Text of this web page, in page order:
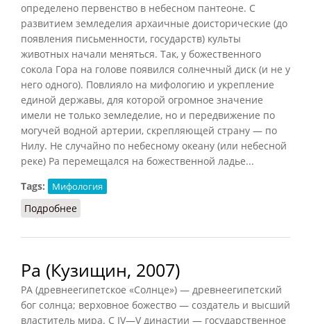
определено первенство в небесном пантеоне. С
развитием земледелия архаичные доисторические (до
появления письменности, государств) культы
животных начали меняться. Так, у божественного
сокола Гора на голове появился солнечный диск (и не у
него одного). Повлияло на мифологию и укрепление
единой державы, для которой огромное значение
имели не только земледелие, но и передвижение по
могучей водной артерии, скрепляющей страну — по
Нилу. Не случайно по небесному океану (или небесной
реке) Ра перемещался на божественной ладье...
Tags:
Мифология
Подробнее
Ра (Кузищин, 2007)
РА (древнеегипетское «Солнце») — древнеегипетский
бог солнца; верховное божество — создатель и высший
властитель мира. С IV—V династии — государственное